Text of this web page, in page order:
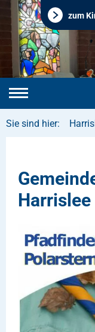
zum
Sie sind hier:
Harrislee